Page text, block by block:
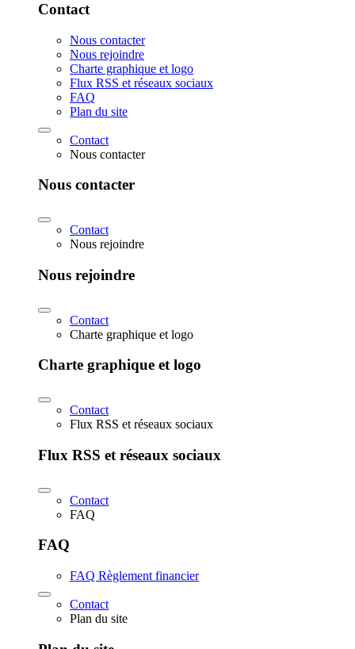
Contact
Nous contacter
Nous rejoindre
Charte graphique et logo
Flux RSS et réseaux sociaux
FAQ
Plan du site
Contact
Nous contacter
Nous contacter
Contact
Nous rejoindre
Nous rejoindre
Contact
Charte graphique et logo
Charte graphique et logo
Contact
Flux RSS et réseaux sociaux
Flux RSS et réseaux sociaux
Contact
FAQ
FAQ
FAQ Règlement financier
Contact
Plan du site